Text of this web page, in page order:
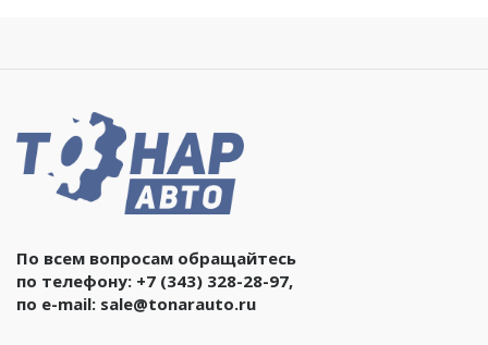
По всем вопросам обращайтесь
по телефону: +7 (343) 328-28-97,
по e-mail: sale@tonarauto.ru